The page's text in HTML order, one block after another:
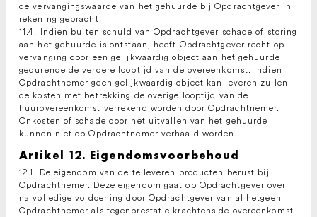
de vervangingswaarde van het gehuurde bij Opdrachtgever in
rekening gebracht.
11.4. Indien buiten schuld van Opdrachtgever schade of storing
aan het gehuurde is ontstaan, heeft Opdrachtgever recht op
vervanging door een gelijkwaardig object aan het gehuurde
gedurende de verdere looptijd van de overeenkomst. Indien
Opdrachtnemer geen gelijkwaardig object kan leveren zullen
de kosten met betrekking de overige looptijd van de
huurovereenkomst verrekend worden door Opdrachtnemer.
Onkosten of schade door het uitvallen van het gehuurde
kunnen niet op Opdrachtnemer verhaald worden.
Artikel 12. Eigendomsvoorbehoud
12.1. De eigendom van de te leveren producten berust bij
Opdrachtnemer. Deze eigendom gaat op Opdrachtgever over
na volledige voldoening door Opdrachtgever van al hetgeen
Opdrachtnemer als tegenprestatie krachtens de overeenkomst